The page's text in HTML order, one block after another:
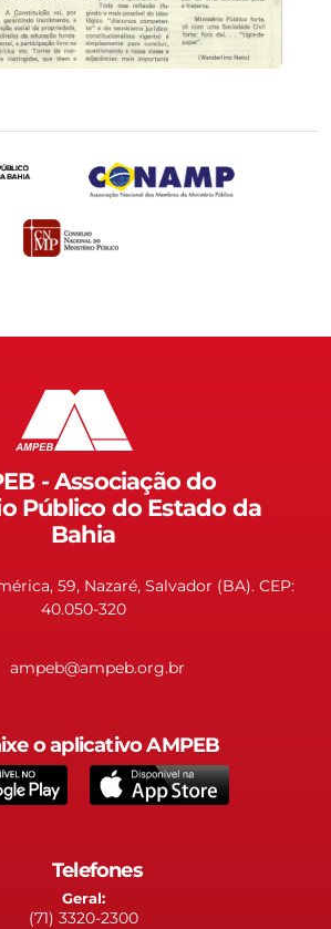
- Associação do
Público do Estado da
Bahia
59, Nazaré, Salvador (BA). CEP:
40.050-320
ampeb@ampeb.org.br
o aplicativo AMPEB
Telefones
Geral:
(71) 3320-2300